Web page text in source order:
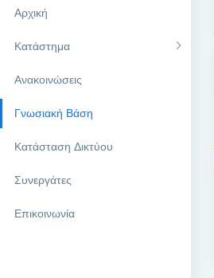
Αρχική
Κατάστημα
Ανακοινώσεις
Γνωσιακή Βάση
Κατάσταση Δικτύου
Συνεργάτες
Επικοινωνία